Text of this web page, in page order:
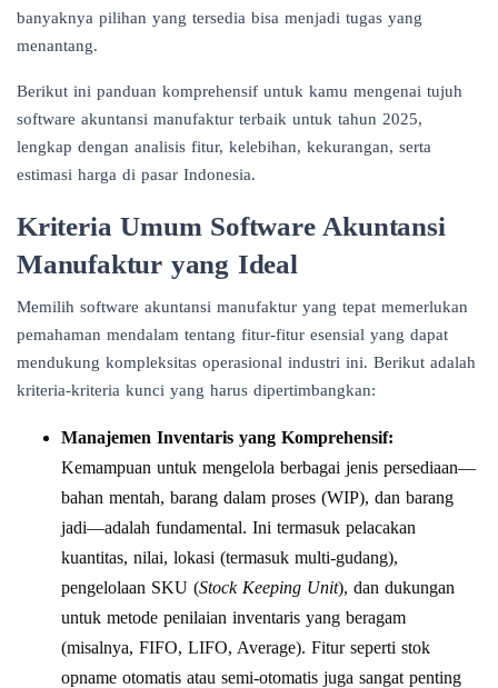
banyaknya pilihan yang tersedia bisa menjadi tugas yang
menantang.
Berikut ini panduan komprehensif untuk kamu mengenai tujuh
software akuntansi manufaktur terbaik untuk tahun 2025,
lengkap dengan analisis fitur, kelebihan, kekurangan, serta
estimasi harga di pasar Indonesia.
Kriteria Umum Software Akuntansi
Manufaktur yang Ideal
Memilih software akuntansi manufaktur yang tepat memerlukan
pemahaman mendalam tentang fitur-fitur esensial yang dapat
mendukung kompleksitas operasional industri ini. Berikut adalah
kriteria-kriteria kunci yang harus dipertimbangkan:
Manajemen Inventaris yang Komprehensif:
Kemampuan untuk mengelola berbagai jenis persediaan—
bahan mentah, barang dalam proses (WIP), dan barang
jadi—adalah fundamental. Ini termasuk pelacakan
kuantitas, nilai, lokasi (termasuk multi-gudang),
pengelolaan SKU (Stock Keeping Unit), dan dukungan
untuk metode penilaian inventaris yang beragam
(misalnya, FIFO, LIFO, Average). Fitur seperti stok
opname otomatis atau semi-otomatis juga sangat penting